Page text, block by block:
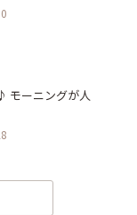
モーニングが人